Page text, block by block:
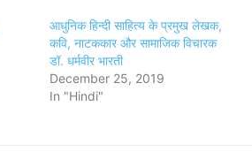
आधुनिक हिन्दी साहित्य के प्रमुख लेखक,
कवि, नाटककार और सामाजिक विचारक
डॉ. धर्मवीर भारती
December 25, 2019
In "Hindi"